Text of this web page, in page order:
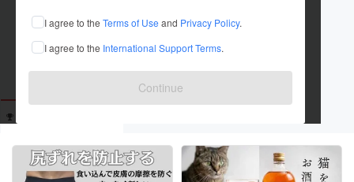
I agree to the Terms of Use and Privacy Policy.
I agree to the International Support Terms.
Continue
出身国：未設定